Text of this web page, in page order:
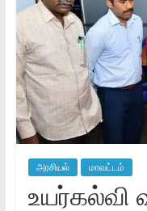
அரசியல் மாவட்டம்
உயர்கல்வி